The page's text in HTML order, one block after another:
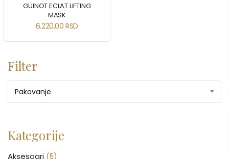
GUINOT ECLAT LIFTING
MASK
6.220,00RSD
Filter
Pakovanje
Kategorije
Aksesoari (5)